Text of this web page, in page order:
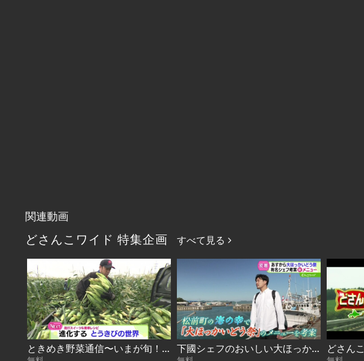
関連動画
どさんこワイド 特集企画 すべて見る
ときめき野菜通信〜いまが旬！進化するとうきび 2026-08-07 下國シェフのおいしい大ほっかいどう 2026-08-06